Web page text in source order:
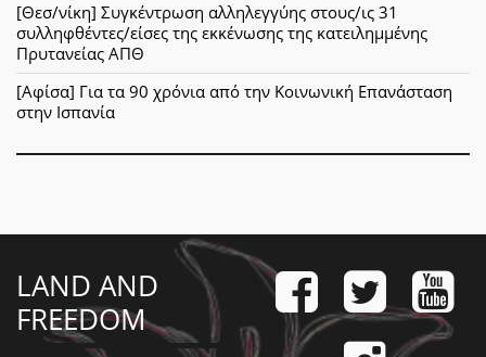
[Θεσ/νίκη] Συγκέντρωση αλληλεγγύης στους/ις 31
συλληφθέντες/είσες της εκκένωσης της κατειλημμένης
Πρυτανείας ΑΠΘ
[Αφίσα] Για τα 90 χρόνια από την Κοινωνική Επανάσταση
στην Ισπανία
LAND AND
FREEDOM